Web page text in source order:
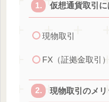
仮想通貨取引
現物取引
FX（証拠金取引）
現物取引のメ